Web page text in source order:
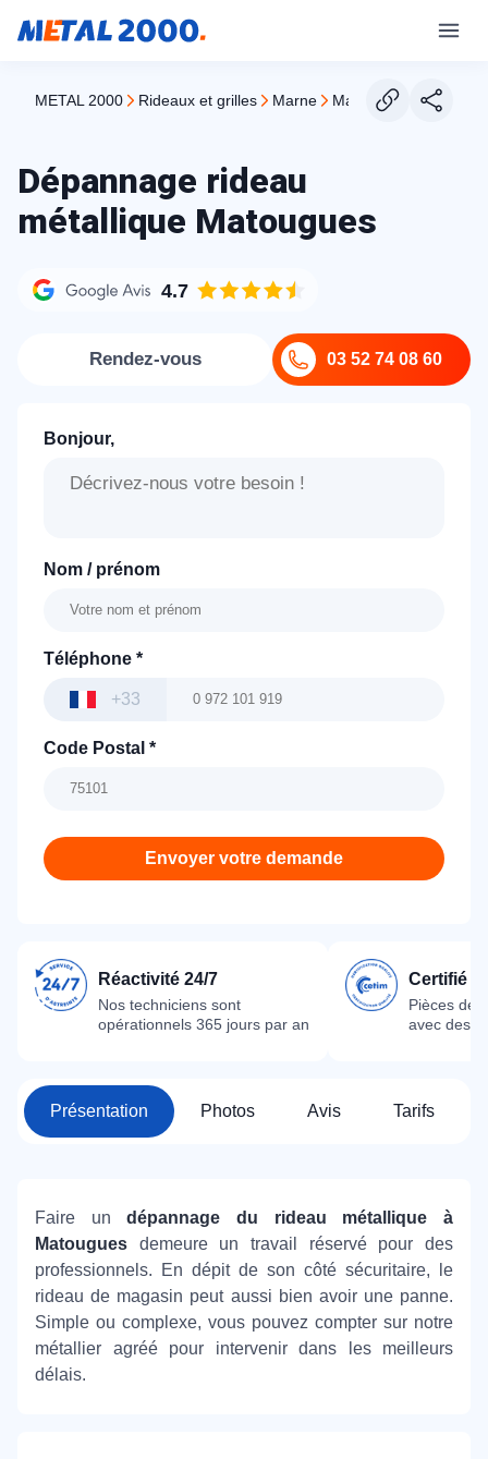
METAL 2000 rideaux et grilles marne matougues
Dépannage rideau
métallique Matougues
4.7
03 52 74 08 60
Rendez-vous
Bonjour,
Nom / prénom
Téléphone *
+33
Code Postal *
Envoyer votre demande
Réactivité 24/7
Nos techniciens sont
opérationnels 365 jours par an
Certifié
Pièces
avec des
Présentation Photos Avis Tarifs
Faire undépannage du rideau métallique à
Matougues demeure un travail réservé pour des
professionnels. En dépit de son côté sécuritaire, le
rideau de magasin peut aussi bien avoir une panne.
Simple ou complexe, vous pouvez compter sur notre
métallier agréé pour intervenir dans les meilleurs
délais.